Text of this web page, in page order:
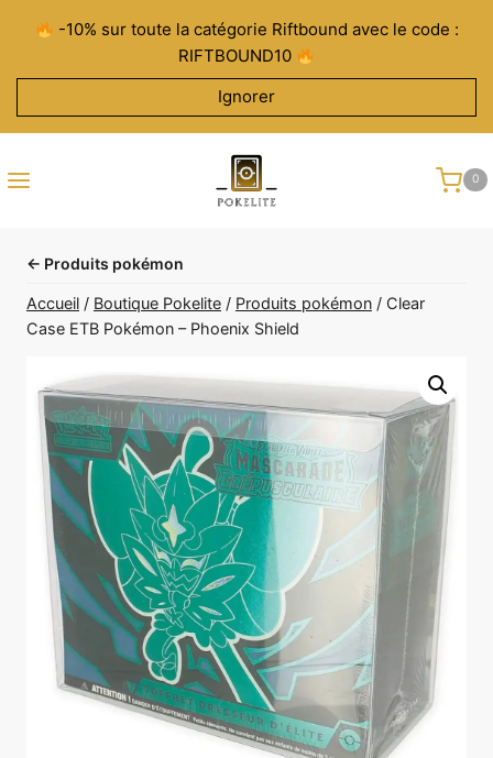
contenu
-10% sur toute la catégorie Riftbound avec le code :
RIFTBOUND10
Ignorer
0
← Produits pokémon
Accueil / Boutique Pokelite / Produits pokémon / Clear
Case ETB Pokémon – Phoenix Shield